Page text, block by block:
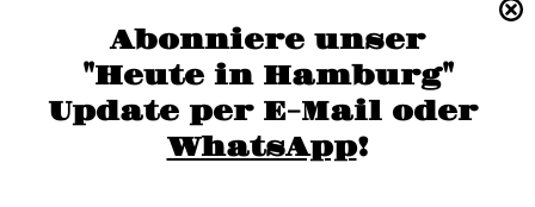
Abonniere unser
"Heute in Hamburg"
Update per E-Mail oder
WhatsApp!
moc.grubmah-enezs@ofni